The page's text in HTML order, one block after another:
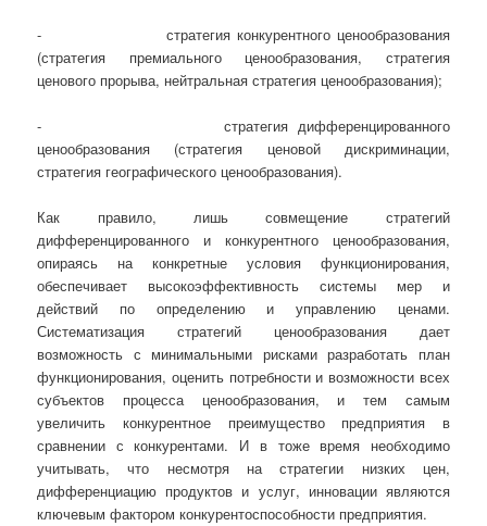
- стратегия конкурентного ценообразования
(стратегия премиального ценообразования, стратегия
ценового прорыва, нейтральная стратегия ценообразования);
- стратегия дифференцированного
ценообразования (стратегия ценовой дискриминации,
стратегия географического ценообразования).
Как правило, лишь совмещение стратегий
дифференцированного и конкурентного ценообразования,
опираясь на конкретные условия функционирования,
обеспечивает высокоэффективность системы мер и
действий по определению и управлению ценами.
Систематизация стратегий ценообразования дает
возможность с минимальными рисками разработать план
функционирования, оценить потребности и возможности всех
субъектов процесса ценообразования, и тем самым
увеличить конкурентное преимущество предприятия в
сравнении с конкурентами. И в тоже время необходимо
учитывать, что несмотря на стратегии низких цен,
дифференциацию продуктов и услуг, инновации являются
ключевым фактором конкурентоспособности предприятия.